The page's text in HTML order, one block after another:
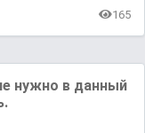
165
нужно в данный